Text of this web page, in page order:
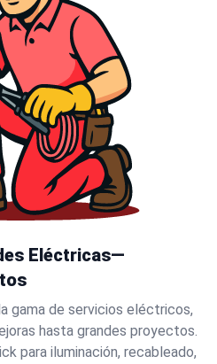
Eléctricas—
gama de servicios eléctricos,
hasta grandes proyectos.
para iluminación, recableado,